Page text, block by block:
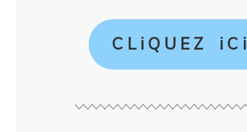
C L i Q U E Z i C i